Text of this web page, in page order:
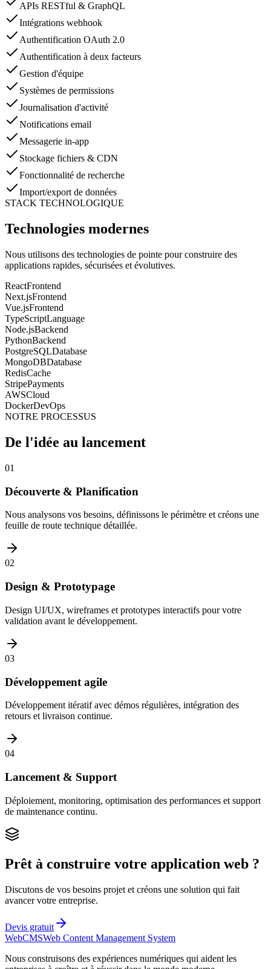
APIs RESTful & GraphQL
Intégrations webhook
Authentification OAuth 2.0
Authentification à deux facteurs
Gestion d'équipe
Systèmes de permissions
Journalisation d'activité
Notifications email
Messagerie in-app
Stockage fichiers & CDN
Fonctionnalité de recherche
Import/export de données
STACK TECHNOLOGIQUE
Technologies modernes
Nous utilisons des technologies de pointe pour construire des
applications rapides, sécurisées et évolutives.
ReactFrontend
Next.jsFrontend
Vue.jsFrontend
TypeScriptLanguage
Node.jsBackend
PythonBackend
PostgreSQLDatabase
MongoDBDatabase
RedisCache
StripePayments
AWSCloud
DockerDevOps
NOTRE PROCESSUS
De l'idée au lancement
01
Découverte & Planification
Nous analysons vos besoins, définissons le périmètre et créons une
feuille de route technique détaillée.
02
Design & Prototypage
Design UI/UX, wireframes et prototypes interactifs pour votre
validation avant le développement.
03
Développement agile
Développement itératif avec démos régulières, intégration des
retours et livraison continue.
04
Lancement & Support
Déploiement, monitoring, optimisation des performances et support
de maintenance continu.
Prêt à construire votre application web ?
Discutons de vos besoins projet et créons une solution qui fait
avancer votre entreprise.
Devis gratuit
WebCMSWeb Content Management System
Nous construisons des expériences numériques qui aident les